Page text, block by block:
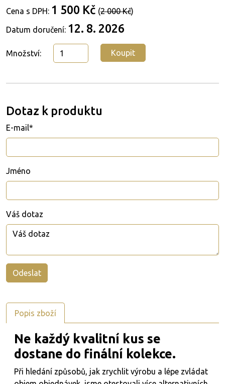
Cena s DPH: 1 500 Kč (2 000 Kč)
Datum doručení: 12. 8. 2026
Množství: Koupit
Dotaz k produktu
E-mail*
Jméno
Váš dotaz
Popis zboží
Ne každý kvalitní kus se
dostane do finální kolekce.
Při hledání způsobů, jak zrychlit výrobu a lépe zvládat